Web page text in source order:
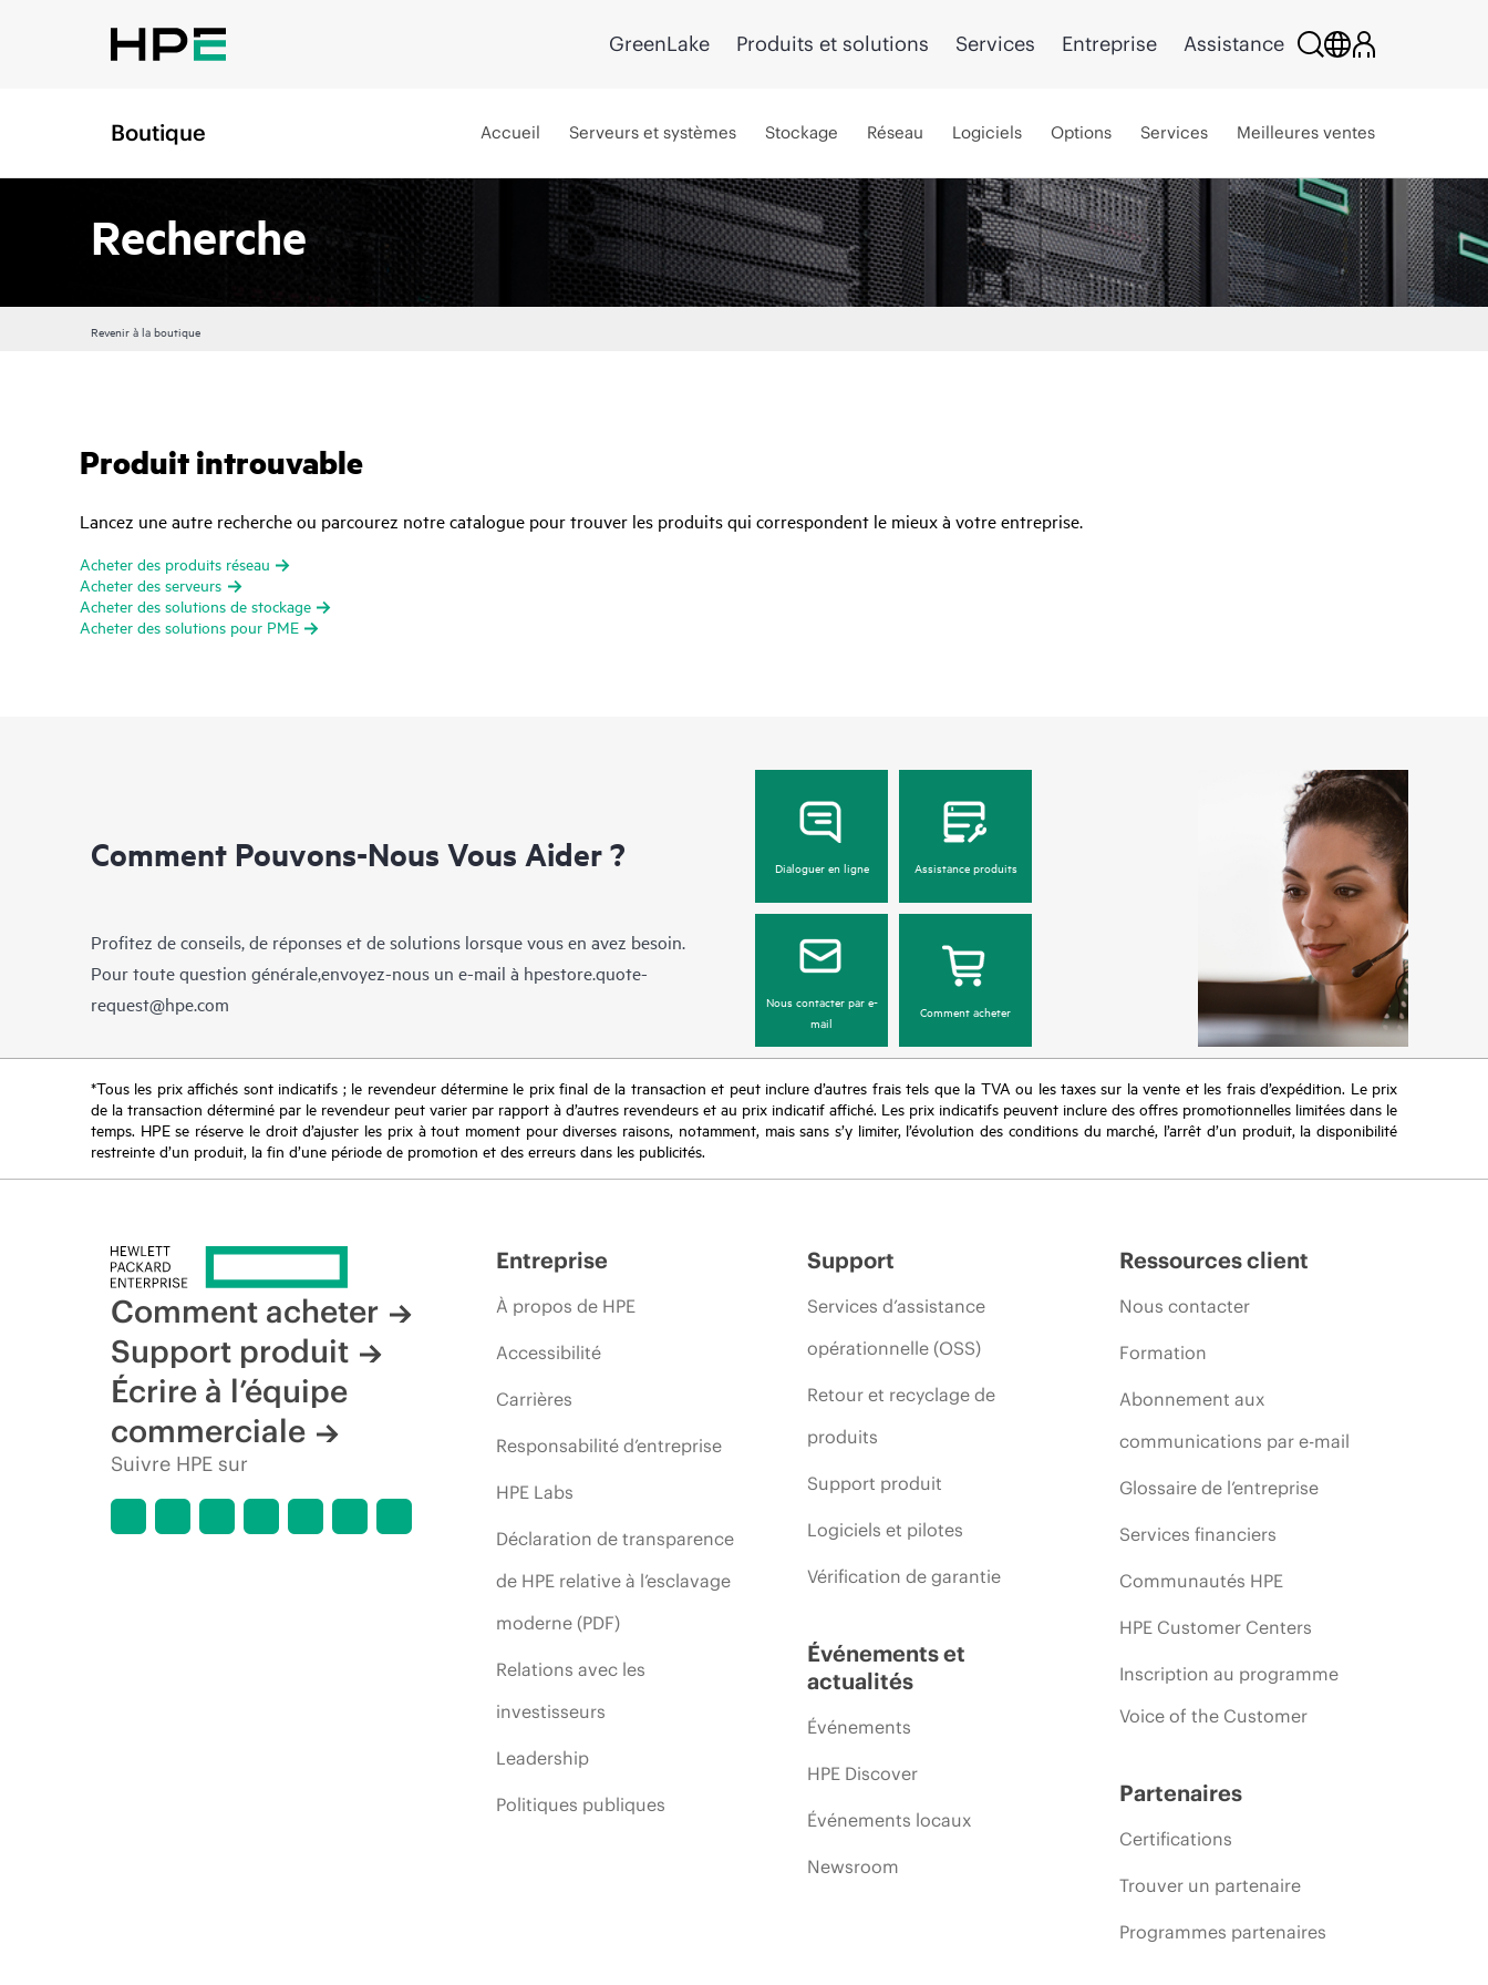
GreenLake Produits et solutions Services Entreprise Assistance
Boutique Accueil Serveurs et systèmes Stockage Réseau Logiciels Options Services Meilleures ventes
Recherche
Revenir à la boutique
Produit introuvable
Lancez une autre recherche ou parcourez notre catalogue pour trouver les produits qui correspondent le mieux à votre entreprise.
Acheter des produits réseau
Acheter des serveurs
Acheter des solutions de stockage
Acheter des solutions pour PME
Comment Pouvons-Nous Vous Aider ?
Profitez de conseils, de réponses et de solutions lorsque vous en avez besoin.
Pour toute question générale,envoyez-nous un e-mail à hpestore.quote-
request@hpe.com
Dialoguer en ligne Assistance produits
Nous contacter par e-
mail
Comment acheter
*Tous les prix affichés sont indicatifs ; le revendeur détermine le prix final de la transaction et peut inclure d’autres frais tels que la TVA ou les taxes sur la vente et les frais d’expédition. Le prix
de la transaction déterminé par le revendeur peut varier par rapport à d’autres revendeurs et au prix indicatif affiché. Les prix indicatifs peuvent inclure des offres promotionnelles limitées dans le
temps. HPE se réserve le droit d’ajuster les prix à tout moment pour diverses raisons, notamment, mais sans s’y limiter, l’évolution des conditions du marché, l’arrêt d’un produit, la disponibilité
restreinte d’un produit, la fin d’une période de promotion et des erreurs dans les publicités.
Comment acheter
Support produit
Écrire à l’équipe
commerciale
Suivre HPE sur
Entreprise
À propos de HPE
Accessibilité
Carrières
Responsabilité d’entreprise
HPE Labs
Déclaration de transparence
de HPE relative à l’esclavage
moderne (PDF)
Relations avec les
investisseurs
Leadership
Politiques publiques
Support
Services d’assistance
opérationnelle (OSS)
Retour et recyclage de
produits
Support produit
Logiciels et pilotes
Vérification de garantie
Événements et
actualités
Événements
HPE Discover
Événements locaux
Newsroom
Ressources client
Nous contacter
Formation
Abonnement aux
communications par e-mail
Glossaire de l’entreprise
Services financiers
Communautés HPE
HPE Customer Centers
Inscription au programme
Voice of the Customer
Partenaires
Certifications
Trouver un partenaire
Programmes partenaires